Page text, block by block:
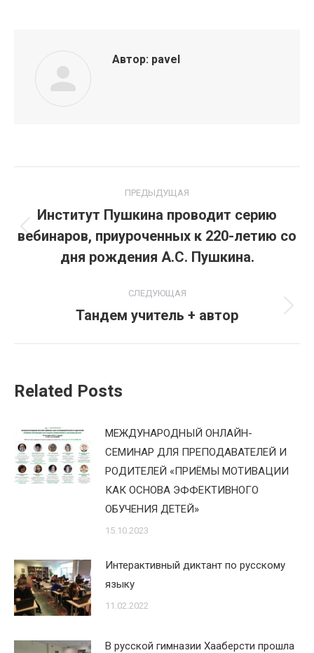
Автор: pavel
по
записям
ПРЕДЫДУЩАЯ
Предыдущая
запись:
Институт Пушкина проводит серию
вебинаров, приуроченных к 220-летию со
дня рождения А.С. Пушкина.
СЛЕДУЮЩАЯ
Следующая
Тандем учитель + автор
Related Posts
МЕЖДУНАРОДНЫЙ ОНЛАЙН-
СЕМИНАР ДЛЯ ПРЕПОДАВАТЕЛЕЙ И
РОДИТЕЛЕЙ «ПРИЁМЫ МОТИВАЦИИ
КАК ОСНОВА ЭФФЕКТИВНОГО
ОБУЧЕНИЯ ДЕТЕЙ»
15.10.2023
Интерактивный диктант по русскому
языку
11.02.2022
В русской гимназии Хааберсти прошла